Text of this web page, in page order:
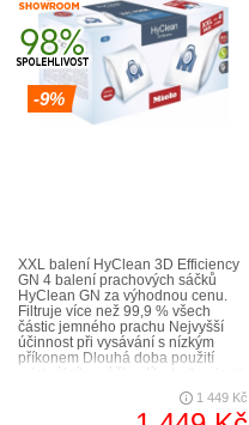
-9%
XXL balení HyClean 3D Efficiency
GN 4 balení prachových sáčků
HyClean GN za výhodnou cenu.
Filtruje více než 99,9 % všech
částic jemného prachu Nejvyšší
účinnost při vysávání s nízkým
příkonem Dlouhá doba použití
3D Čistá výměna sáčku dík..1 449 Kč